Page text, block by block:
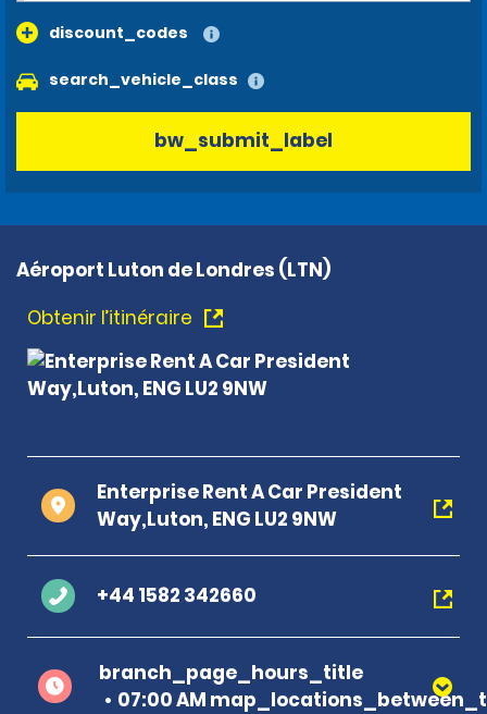
discount_codes
search_vehicle_class
bw_submit_label
Aéroport Luton de Londres (LTN)
Obtenir l’itinéraire
Enterprise Rent A Car President
Way,Luton, ENG LU2 9NW
+44 1582 342660
branch_page_hours_title
07:00 AM